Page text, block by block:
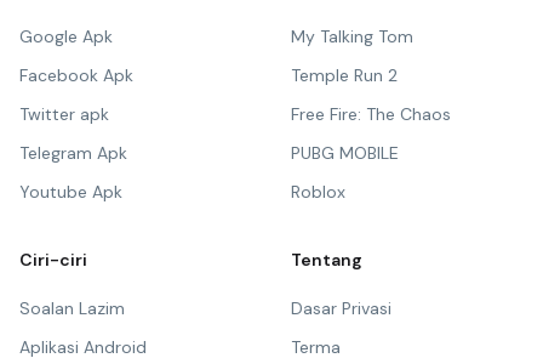
Google Apk
Facebook Apk
Twitter apk
Telegram Apk
Youtube Apk
My Talking Tom
Temple Run 2
Free Fire: The Chaos
PUBG MOBILE
Roblox
Ciri-ciri
Soalan Lazim
Aplikasi Android
Tentang
Dasar Privasi
Terma